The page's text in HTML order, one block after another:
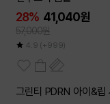
28% 41,040원
57,000원
4.9 (+999)
그린티 PDRN 아이&립